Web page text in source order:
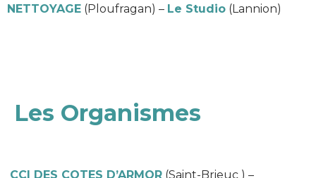
NETTOYAGE (Ploufragan) – Le Studio (Lannion)
Les Organismes
CCI DES COTES D’ARMOR (Saint-Brieuc ) –